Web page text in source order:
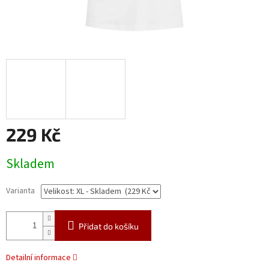
229 Kč
cena:
Skladem
Varianta
Přidat do košíku
Detailní informace